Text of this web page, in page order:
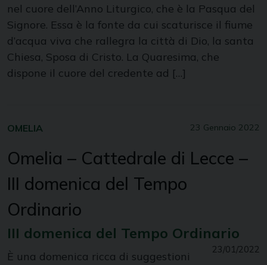
nel cuore dell’Anno Liturgico, che è la Pasqua del
Signore. Essa è la fonte da cui scaturisce il fiume
d’acqua viva che rallegra la città di Dio, la santa
Chiesa, Sposa di Cristo. La Quaresima, che
dispone il cuore del credente ad […]
23 Gennaio 2022
OMELIA
Omelia – Cattedrale di Lecce –
III domenica del Tempo
Ordinario
III domenica del Tempo Ordinario
23/01/2022
È una domenica ricca di suggestioni